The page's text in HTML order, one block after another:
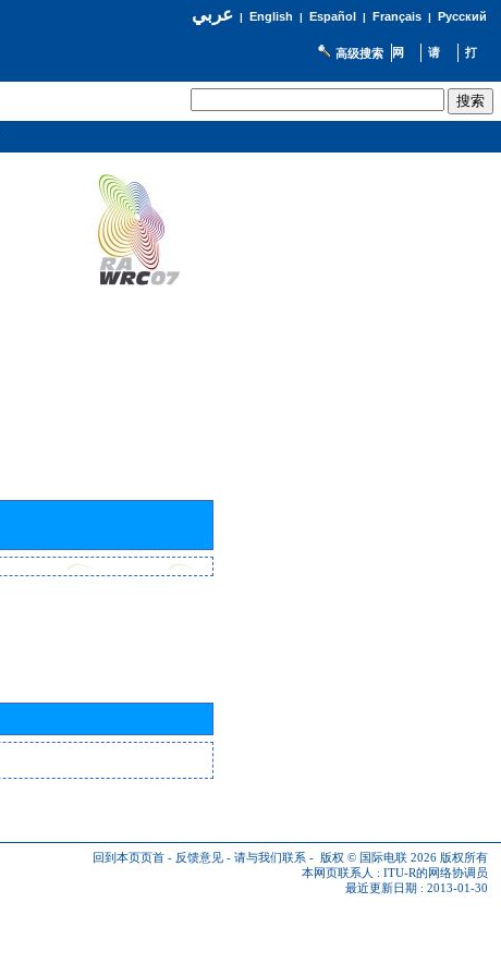
عربي| English | Español | Français| Русский
高级搜索
回到本页页首 - 反馈意见 - 请与我们联系 - 版权 © 国际电联 2026 版权所有
本网页联系人 : ITU-R的网络协调员
最近更新日期 : 2013-01-30